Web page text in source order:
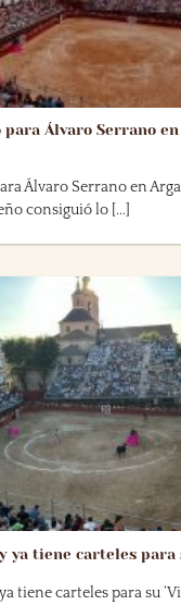
Álvaro Serrano en
Álvaro Serrano en
consiguió lo [...]
ya tiene carteles para
tiene carteles para su